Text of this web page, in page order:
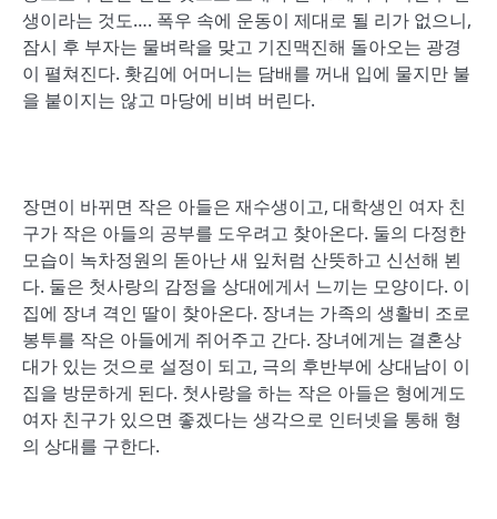
생이라는 것도…. 폭우 속에 운동이 제대로 될 리가 없으니,
잠시 후 부자는 물벼락을 맞고 기진맥진해 돌아오는 광경
이 펼쳐진다. 홧김에 어머니는 담배를 꺼내 입에 물지만 불
을 붙이지는 않고 마당에 비벼 버린다.
장면이 바뀌면 작은 아들은 재수생이고, 대학생인 여자 친
구가 작은 아들의 공부를 도우려고 찾아온다. 둘의 다정한
모습이 녹차정원의 돋아난 새 잎처럼 산뜻하고 신선해 뵌
다. 둘은 첫사랑의 감정을 상대에게서 느끼는 모양이다. 이
집에 장녀 격인 딸이 찾아온다. 장녀는 가족의 생활비 조로
봉투를 작은 아들에게 쥐어주고 간다. 장녀에게는 결혼상
대가 있는 것으로 설정이 되고, 극의 후반부에 상대남이 이
집을 방문하게 된다. 첫사랑을 하는 작은 아들은 형에게도
여자 친구가 있으면 좋겠다는 생각으로 인터넷을 통해 형
의 상대를 구한다.